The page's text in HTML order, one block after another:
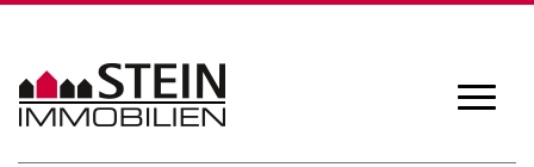
content